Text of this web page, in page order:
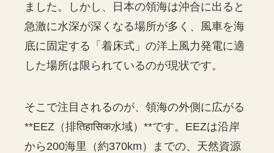
ました。しかし、日本の領海は沖合に出ると
急激に水深が深くなる場所が多く、風車を海
底に固定する「着床式」の洋上風力発電に適
した場所は限られているのが現状です。
そこで注目されるのが、領海の外側に広がる
**EEZ（排तिहासिक水域）**です。EEZは沿岸
から200海里（約370km）までの、天然資源